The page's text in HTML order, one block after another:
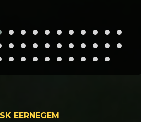
SK EERNEGEM